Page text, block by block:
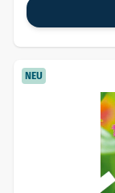
NEU